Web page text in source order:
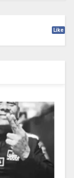
Like